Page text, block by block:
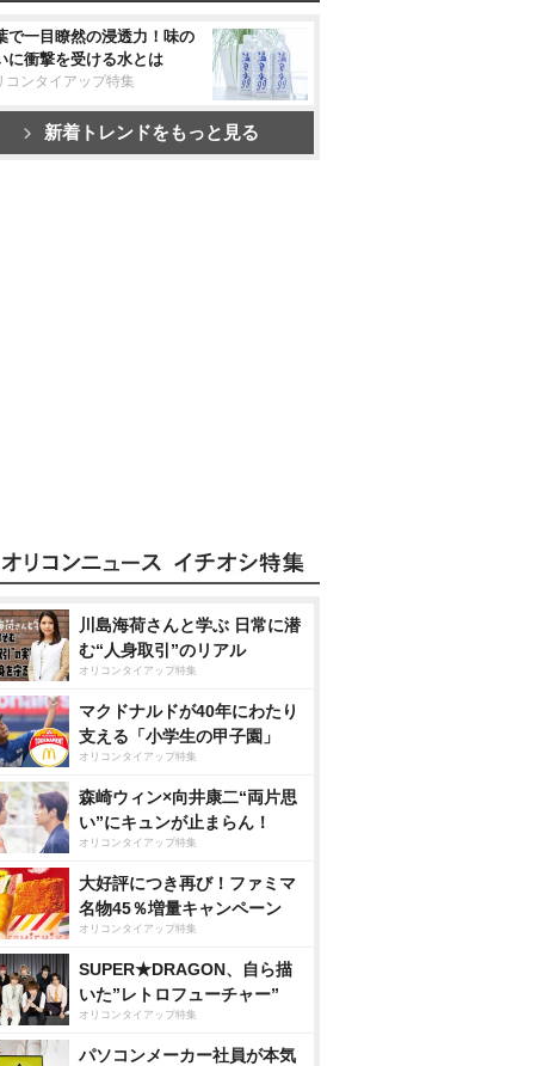
で一目瞭然の浸透力！味の
に衝撃を受ける水とは
コンタイアップ特集
新着トレンドをもっと見る
川島海荷さんと学ぶ 日常に潜
む“人身取引”のリアル
オリコンタイアップ特集
マクドナルドが40年にわたり
支える「小学生の甲子園」
オリコンタイアップ特集
森崎ウィン×向井康二“両片思
い”にキュンが止まらん！
オリコンタイアップ特集
大好評につき再び！ファミマ
名物45％増量キャンペーン
オリコンタイアップ特集
SUPER★DRAGON、自ら描
いた”レトロフューチャー”
オリコンタイアップ特集
パソコンメーカー社員が本気